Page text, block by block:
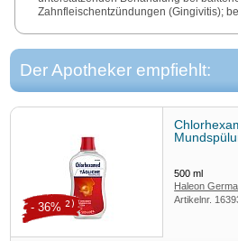
Zahnfleischentzündungen (Gingivitis);
Macrogolglycerolhydroxystearat (Ph.
enthält Benzylalkohol, Citral, Citronellol,
Limonene und Linalool.
Zu Risiken und Nebenwirkungen lesen
und fragen Sie Ihre Ärztin, Ihren Arzt
: 01/2024.
Der Apotheker empfiehlt:
500ml
Haleon
Artikelnr.
- 36% 2)